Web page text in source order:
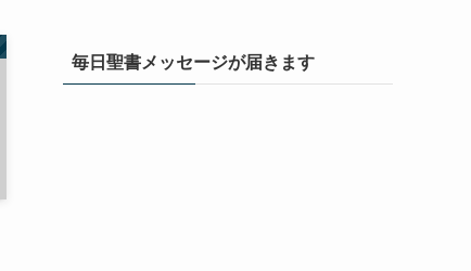
毎日聖書メッセージが届きます